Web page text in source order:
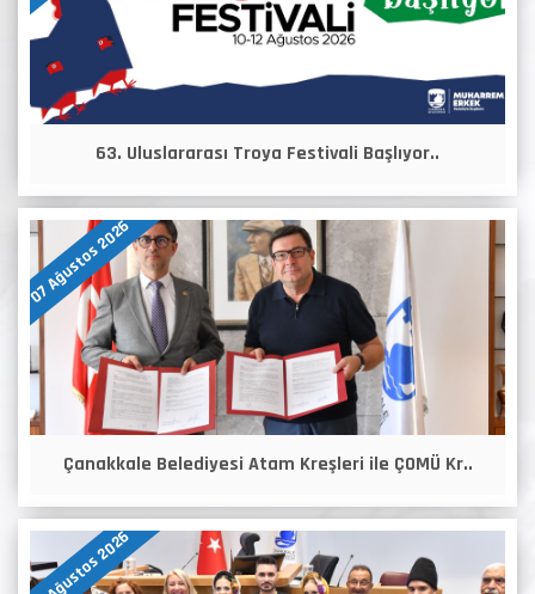
63. Uluslararası Troya Festivali Başlıyor..
07 Ağustos 2026
Çanakkale Belediyesi Atam Kreşleri ile ÇOMÜ Kr..
07 Ağustos 2026